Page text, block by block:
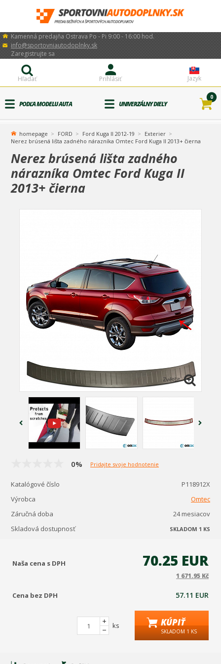
Kamenná predajňa Ostrava Po - Pi 9:00 - 16:00 hod.
info@sportovniautodoplnky.sk
Jazyk
Prihlásiť
Zaregistrujte sa
Hľadať
PODĽA MODELU AUTA UNIVERZÁLNY DIELY
0
homepage FORD Ford Kuga II 2012-19
Exterier
Nerez brúsená lišta zadného nárazníka Omtec Ford Kuga II 2013+ čierna
Nerez brúsená lišta zadného
nárazníka Omtec Ford Kuga II
2013+ čierna
Zvětšit
0% Pridajte svoje hodnotenie
Katalógové číslo
P118912X
Výrobca
Omtec
Záručná doba
24 mesiacov
Skladová dostupnosť
SKLADOM 1 KS
Naša cena s DPH 70.25 EUR
1 671.95 Kč
Cena bez DPH 57.11 EUR
ks KÚPIŤ
SKLADOM 1 KS